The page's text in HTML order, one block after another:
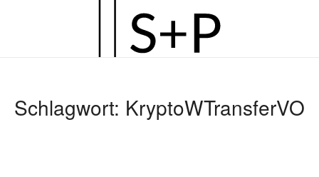
Hauptinhalt
Schlagwort: KryptoWTransferVO